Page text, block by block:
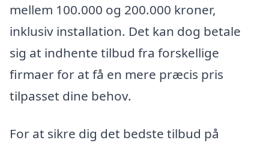
mellem 100.000 og 200.000 kroner,
inklusiv installation. Det kan dog betale
sig at indhente tilbud fra forskellige
firmaer for at få en mere præcis pris
tilpasset dine behov.
For at sikre dig det bedste tilbud på